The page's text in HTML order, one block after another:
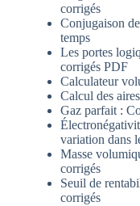
corrigés
Conjugaison
temps
Les portes
corrigés PDF
Calculateur
Calcul des
Gaz parfait :
variation dans
Masse
corrigés
Seuil de
corrigés